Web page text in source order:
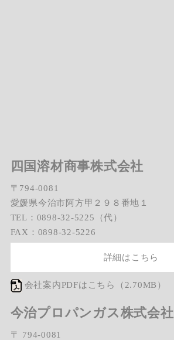
四国溶材商事株式会社
〒794-0081
愛媛県今治市阿方甲２９８番地１
TEL：0898-32-5225（代）
FAX：0898-32-5226
詳細はこちら
会社案内PDFはこちら（2.70MB）
今治プロパンガス株式会社
〒 794-0081